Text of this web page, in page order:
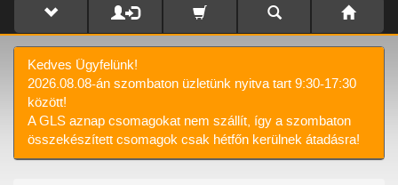
Kedves Ügyfelünk!
2026.08.08-án szombaton üzletünk nyitva tart 9:30-17:30
között!
A GLS aznap csomagokat nem szállít, így a szombaton
összekészített csomagok csak hétfőn kerülnek átadásra!